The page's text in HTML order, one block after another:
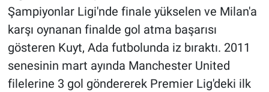
Şampiyonlar Ligi'nde finale yükselen ve Milan'a
karşı oynanan finalde gol atma başarısı
gösteren Kuyt, Ada futbolunda iz bıraktı. 2011
senesinin mart ayında Manchester United
filelerine 3 gol göndererek Premier Lig'deki ilk